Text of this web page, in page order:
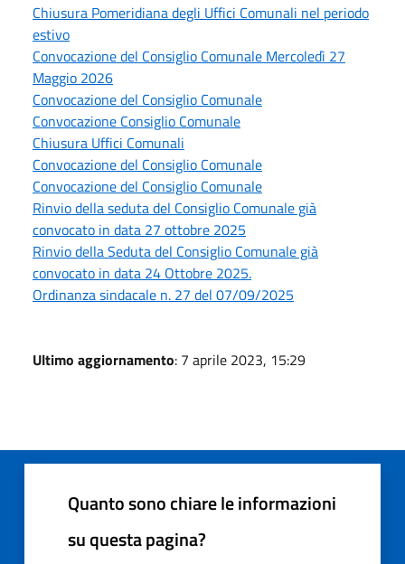
Chiusura Pomeridiana degli Uffici Comunali nel periodo
estivo
Convocazione del Consiglio Comunale Mercoledì 27
Maggio 2026
Convocazione del Consiglio Comunale
Convocazione Consiglio Comunale
Chiusura Uffici Comunali
Convocazione del Consiglio Comunale
Convocazione del Consiglio Comunale
Rinvio della seduta del Consiglio Comunale già
convocato in data 27 ottobre 2025
Rinvio della Seduta del Consiglio Comunale già
convocato in data 24 Ottobre 2025.
Ordinanza sindacale n. 27 del 07/09/2025
Ultimo aggiornamento: 7 aprile 2023, 15:29
Quanto sono chiare le informazioni
su questa pagina?